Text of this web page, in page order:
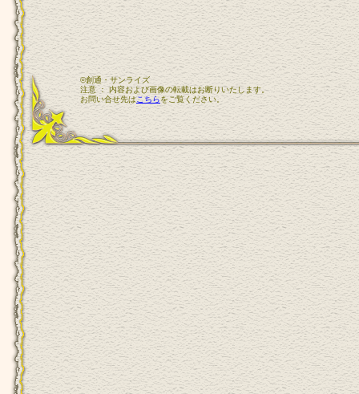
©創通・サンライズ
注意 ： 内容および画像の転載はお断りいたします。
お問い合せ先はこちらをご覧ください。